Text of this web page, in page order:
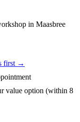
in Maasbree
first →
value option (within 8